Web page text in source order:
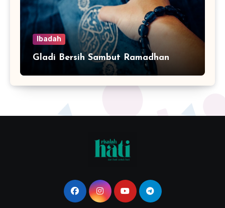
Ibadah
Gladi Bersih Sambut Ramadhan